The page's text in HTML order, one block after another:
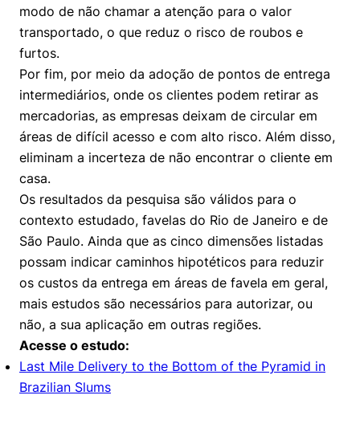
modo de não chamar a atenção para o valor
transportado, o que reduz o risco de roubos e
furtos.
Por fim, por meio da adoção de pontos de entrega
intermediários, onde os clientes podem retirar as
mercadorias, as empresas deixam de circular em
áreas de difícil acesso e com alto risco. Além disso,
eliminam a incerteza de não encontrar o cliente em
casa.
Os resultados da pesquisa são válidos para o
contexto estudado, favelas do Rio de Janeiro e de
São Paulo. Ainda que as cinco dimensões listadas
possam indicar caminhos hipotéticos para reduzir
os custos da entrega em áreas de favela em geral,
mais estudos são necessários para autorizar, ou
não, a sua aplicação em outras regiões.
Acesse o estudo:
Last Mile Delivery to the Bottom of the Pyramid in
Brazilian Slums